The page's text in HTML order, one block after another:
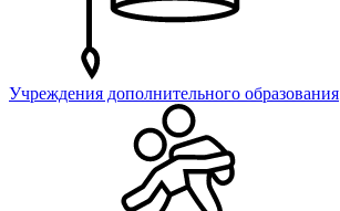
Учреждения дополнительного образования